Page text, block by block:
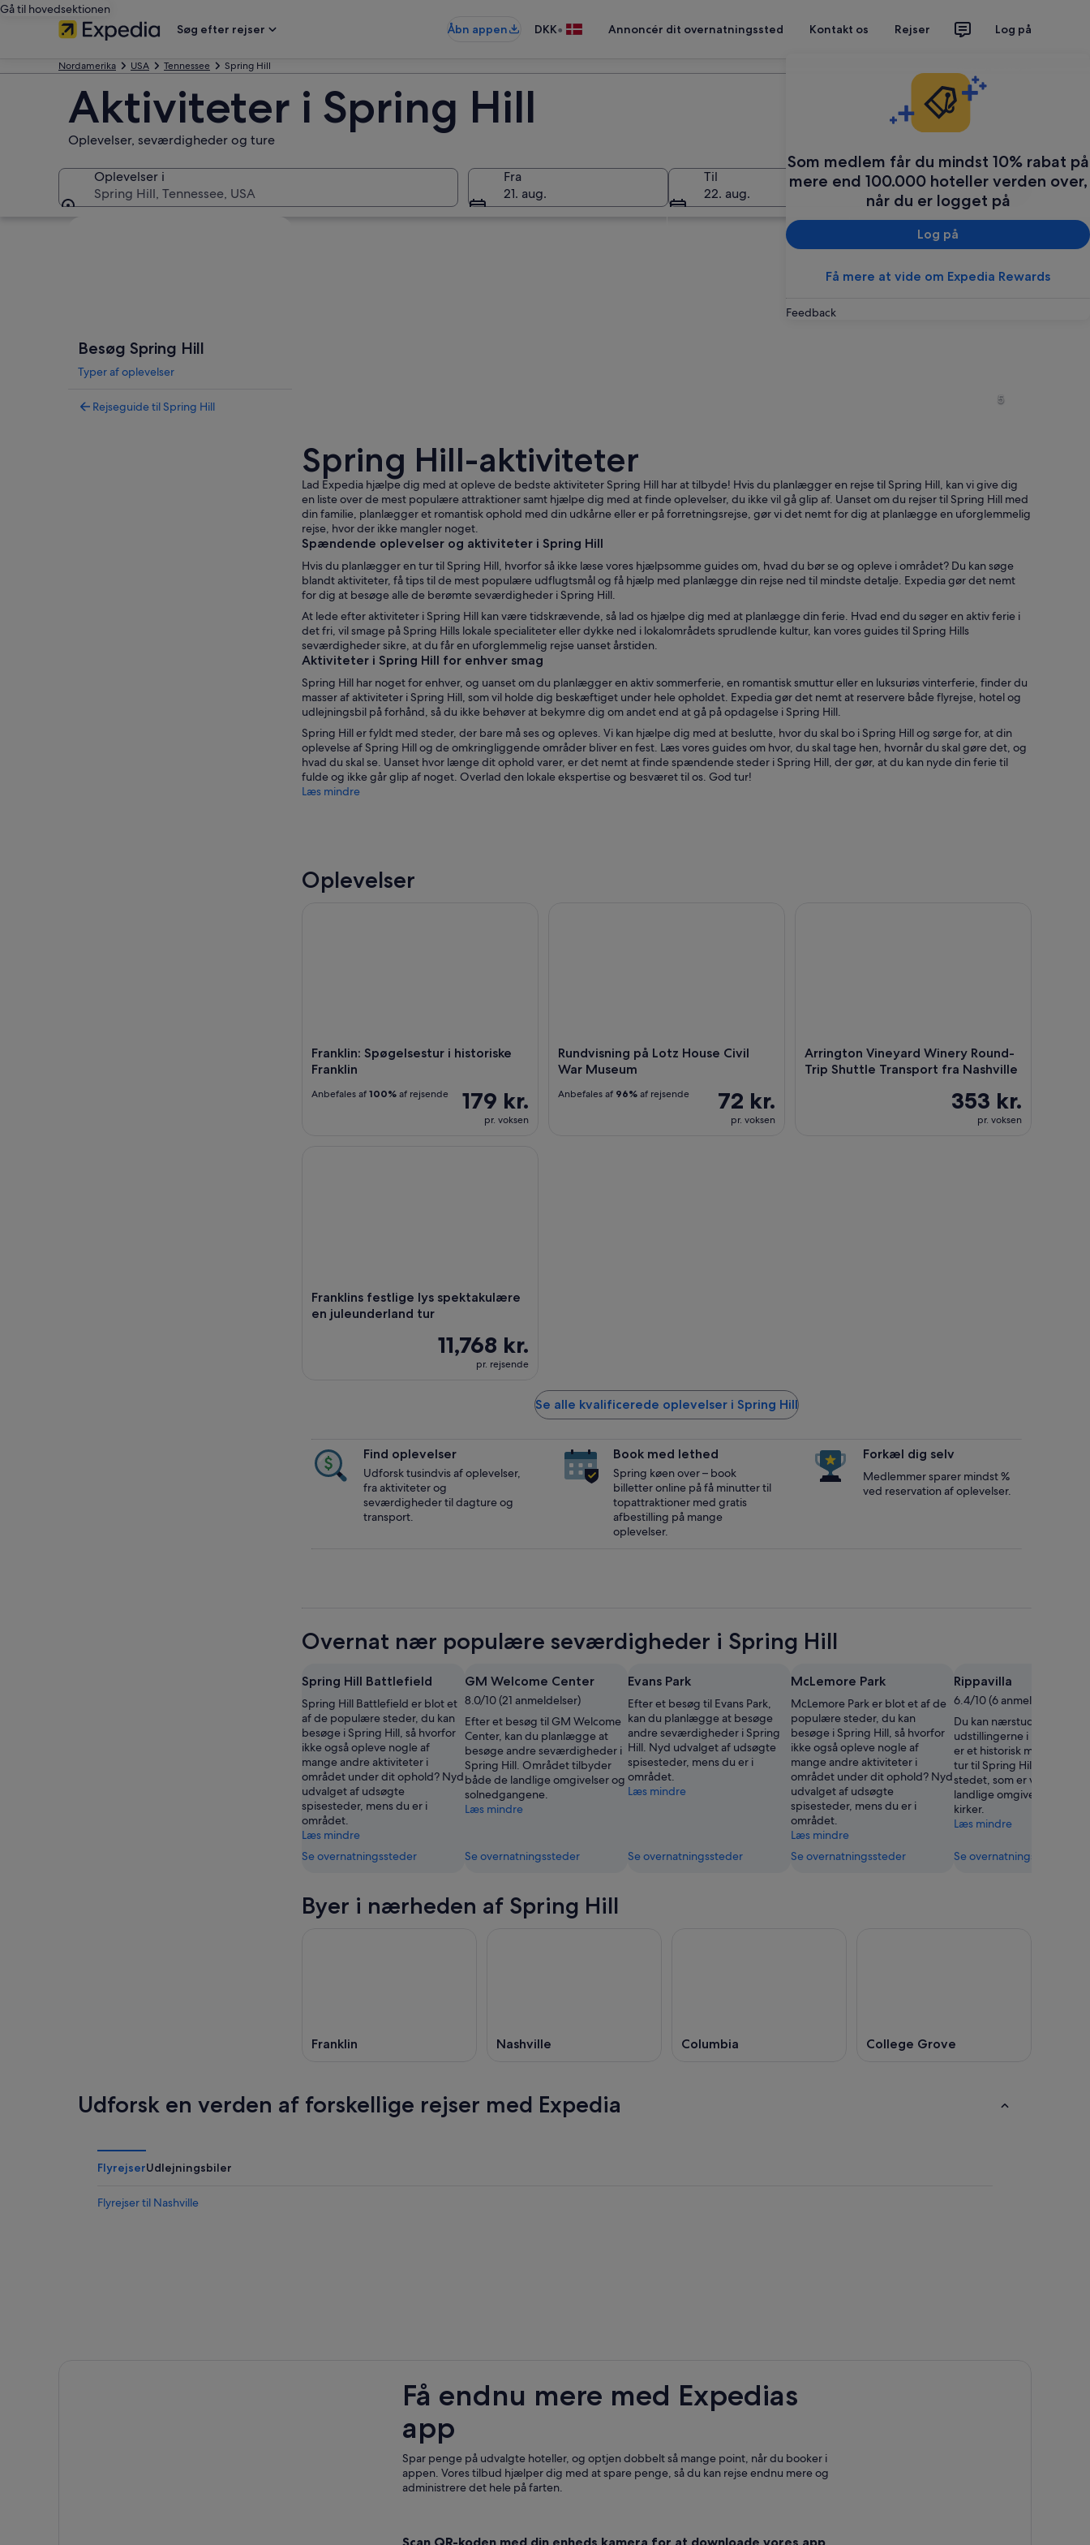
Gå til hovedsektionen
Søg efter rejser
Åbn appen DKK• Annoncér dit overnatningssted Kontakt os Rejser Log på
Som medlem får du mindst 10% rabat på
mere end 100.000 hoteller verden over,
når du er logget på
Log på
Få mere at vide om Expedia Rewards
Feedback
Nordamerika USA Tennessee Spring Hill
Aktiviteter i Spring Hill
Oplevelser, seværdigheder og ture
Oplevelser i
Spring Hill, Tennessee, USA
Fra
21. aug.
Til
22. aug.
Søg
Besøg Spring Hill
Typer af oplevelser
Rejseguide til Spring Hill
En flod der løber gennem et græsland med en stengbygning i
En trævogn i et mark med
5
Spring Hill-aktiviteter
Lad Expedia hjælpe dig med at opleve de bedste aktiviteter Spring Hill har at tilbyde! Hvis du planlægger en rejse til Spring Hill, kan vi give dig
en liste over de mest populære attraktioner samt hjælpe dig med at finde oplevelser, du ikke vil gå glip af. Uanset om du rejser til Spring Hill med
din familie, planlægger et romantisk ophold med din udkårne eller er på forretningsrejse, gør vi det nemt for dig at planlægge en uforglemmelig
rejse, hvor der ikke mangler noget.
Spændende oplevelser og aktiviteter i Spring Hill
Hvis du planlægger en tur til Spring Hill, hvorfor så ikke læse vores hjælpsomme guides om, hvad du bør se og opleve i området? Du kan søge
blandt aktiviteter, få tips til de mest populære udflugtsmål og få hjælp med planlægge din rejse ned til mindste detalje. Expedia gør det nemt
for dig at besøge alle de berømte seværdigheder i Spring Hill.
At lede efter aktiviteter i Spring Hill kan være tidskrævende, så lad os hjælpe dig med at planlægge din ferie. Hvad end du søger en aktiv ferie i
det fri, vil smage på Spring Hills lokale specialiteter eller dykke ned i lokalområdets sprudlende kultur, kan vores guides til Spring Hills
seværdigheder sikre, at du får en uforglemmelig rejse uanset årstiden.
Aktiviteter i Spring Hill for enhver smag
Spring Hill har noget for enhver, og uanset om du planlægger en aktiv sommerferie, en romantisk smuttur eller en luksuriøs vinterferie, finder du
masser af aktiviteter i Spring Hill, som vil holde dig beskæftiget under hele opholdet. Expedia gør det nemt at reservere både flyrejse, hotel og
udlejningsbil på forhånd, så du ikke behøver at bekymre dig om andet end at gå på opdagelse i Spring Hill.
Spring Hill er fyldt med steder, der bare må ses og opleves. Vi kan hjælpe dig med at beslutte, hvor du skal bo i Spring Hill og sørge for, at din
oplevelse af Spring Hill og de omkringliggende områder bliver en fest. Læs vores guides om hvor, du skal tage hen, hvornår du skal gøre det, og
hvad du skal se. Uanset hvor længe dit ophold varer, er det nemt at finde spændende steder i Spring Hill, der gør, at du kan nyde din ferie til
fulde og ikke går glip af noget. Overlad den lokale ekspertise og besværet til os. God tur!
Læs mindre
Oplevelser
Franklin: Spøgelsestur i historiske
Franklin
179 kr.
pr. voksen
Anbefales af 100% af rejsende
Rundvisning på Lotz House Civil
War Museum
72 kr.
pr. voksen
Anbefales af 96% af rejsende
Arrington Vineyard Winery Round-
Trip Shuttle Transport fra Nashville
353 kr.
pr. voksen
Franklins festlige lys spektakulære
en juleunderland tur
11,768 kr.
pr. rejsende
Se alle kvalificerede oplevelser i Spring Hill
Find oplevelser
Udforsk tusindvis af oplevelser,
fra aktiviteter og
seværdigheder til dagture og
transport.
Book med lethed
Spring køen over – book
billetter online på få minutter til
topattraktioner med gratis
afbestilling på mange
oplevelser.
Forkæl dig selv
Medlemmer sparer mindst %
ved reservation af oplevelser.
Overnat nær populære seværdigheder i Spring Hill
Spring Hill Battlefield
Spring Hill Battlefield er blot et
af de populære steder, du kan
besøge i Spring Hill, så hvorfor
ikke også opleve nogle af
mange andre aktiviteter i
området under dit ophold? Nyd
udvalget af udsøgte
spisesteder, mens du er i
området.
Læs mindre
Se overnatningssteder
GM Welcome Center
8.0/10 (21 anmeldelser)
Efter et besøg til GM Welcome
Center, kan du planlægge at
besøge andre seværdigheder i
Spring Hill. Området tilbyder
både de landlige omgivelser og
solnedgangene.
Læs mindre
Se overnatningssteder
Evans Park
Efter et besøg til Evans Park,
kan du planlægge at besøge
andre seværdigheder i Spring
Hill. Nyd udvalget af udsøgte
spisesteder, mens du er i
området.
Læs mindre
Se overnatningssteder
McLemore Park
McLemore Park er blot et af de
populære steder, du kan
besøge i Spring Hill, så hvorfor
ikke også opleve nogle af
mange andre aktiviteter i
området under dit ophold? Nyd
udvalget af udsøgte
spisesteder, mens du er i
området.
Læs mindre
Se overnatningssteder
Rippavilla
6.4/10 (6 anmeldelser)
Du kan nærstudere
udstillingerne i Rippavilla,
er et historisk museum, på
tur til Spring Hill. Udforsk
stedet, som er vellidt for
landlige omgivelser og
kirker.
Læs mindre
Se overnatningssteder
Byer i nærheden af Spring Hill
Franklin Nashville Columbia College Grove
Udforsk en verden af forskellige rejser med Expedia
FlyrejserUdlejningsbiler
Flyrejser til Nashville
Få endnu mere med Expedias
app
Spar penge på udvalgte hoteller, og optjen dobbelt så mange point, når du booker i
appen. Vores tilbud hjælper dig med at spare penge, så du kan rejse endnu mere og
administrere det hele på farten.